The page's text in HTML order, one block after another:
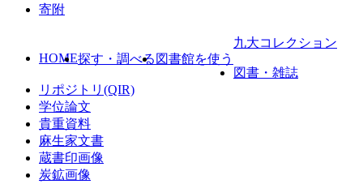
寄附
HOME探す・調べる 図書館を使う
九大コレクション
図書・雑誌
リポジトリ(QIR)
学位論文
貴重資料
麻生家文書
蔵書印画像
炭鉱画像